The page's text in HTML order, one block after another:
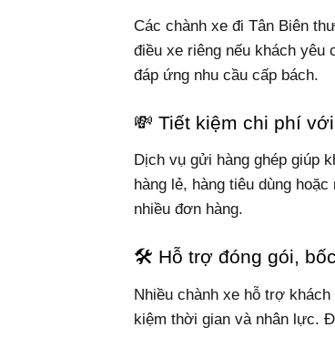
Các chành xe đi Tân Biên
điều xe riêng nếu khách yêu
đáp ứng nhu cầu cấp bách.
💸 Tiết kiệm chi phí
Dịch vụ gửi hàng ghép giúp
hàng lẻ, hàng tiêu dùng
nhiều đơn hàng.
🛠 Hỗ trợ đóng gói,
Nhiều chành xe hỗ trợ
kiệm thời gian và nhân lực.